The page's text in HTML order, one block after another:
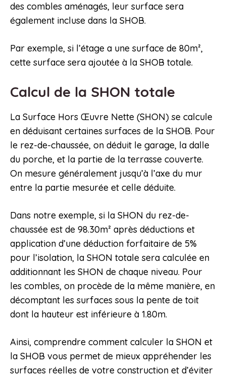
des combles aménagés, leur surface sera
également incluse dans la SHOB.
Par exemple, si l’étage a une surface de 80m²,
cette surface sera ajoutée à la SHOB totale.
Calcul de la SHON totale
La Surface Hors Œuvre Nette (SHON) se calcule
en déduisant certaines surfaces de la SHOB. Pour
le rez-de-chaussée, on déduit le garage, la dalle
du porche, et la partie de la terrasse couverte.
On mesure généralement jusqu’à l’axe du mur
entre la partie mesurée et celle déduite.
Dans notre exemple, si la SHON du rez-de-
chaussée est de 98.30m² après déductions et
application d’une déduction forfaitaire de 5%
pour l’isolation, la SHON totale sera calculée en
additionnant les SHON de chaque niveau. Pour
les combles, on procède de la même manière, en
décomptant les surfaces sous la pente de toit
dont la hauteur est inférieure à 1.80m.
Ainsi, comprendre comment calculer la SHON et
la SHOB vous permet de mieux appréhender les
surfaces réelles de votre construction et d’éviter